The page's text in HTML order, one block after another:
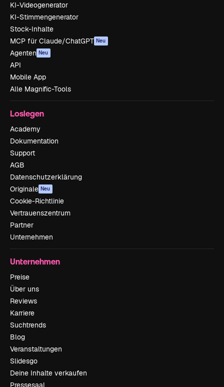
KI-Videogenerator
KI-Stimmengenerator
Stock-Inhalte
MCP für Claude/ChatGPT Neu
Agenten Neu
API
Mobile App
Alle Magnific-Tools
Loslegen
Academy
Dokumentation
Support
AGB
Datenschutzerklärung
Originale Neu
Cookie-Richtlinie
Vertrauenszentrum
Partner
Unternehmen
Unternehmen
Preise
Über uns
Reviews
Karriere
Suchtrends
Blog
Veranstaltungen
Slidesgo
Deine Inhalte verkaufen
Pressesaal